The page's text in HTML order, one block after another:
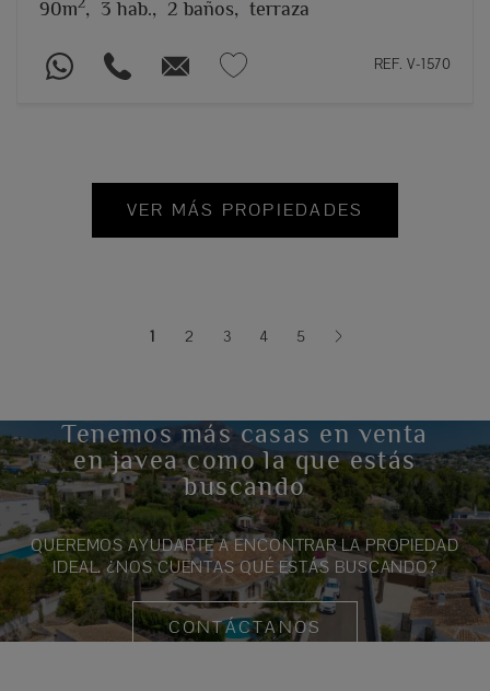
90m , 3 hab., 2 baños, terraza
REF. V-1570
VER MÁS PROPIEDADES
1(current)
2 3 4 5
Tenemos más casas en venta
en javea como la que estás
buscando
QUEREMOS AYUDARTE A ENCONTRAR LA PROPIEDAD
IDEAL. ¿NOS CUENTAS QUÉ ESTÁS BUSCANDO?
CONTÁCTANOS